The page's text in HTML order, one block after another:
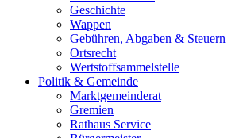
Geschichte
Wappen
Gebühren, Abgaben & Steuern
Ortsrecht
Wertstoffsammelstelle
Politik & Gemeinde
Marktgemeinderat
Gremien
Rathaus Service